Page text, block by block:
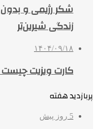
شکر رژیمی و
زندگی شیرین‌تر
۱۴۰۴/۰۹/۱۸
کارت ویزیت چیست
پربازدید هفته
5 روز پیش